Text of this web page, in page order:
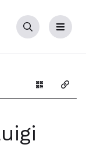
Cerca Menu
Genera il